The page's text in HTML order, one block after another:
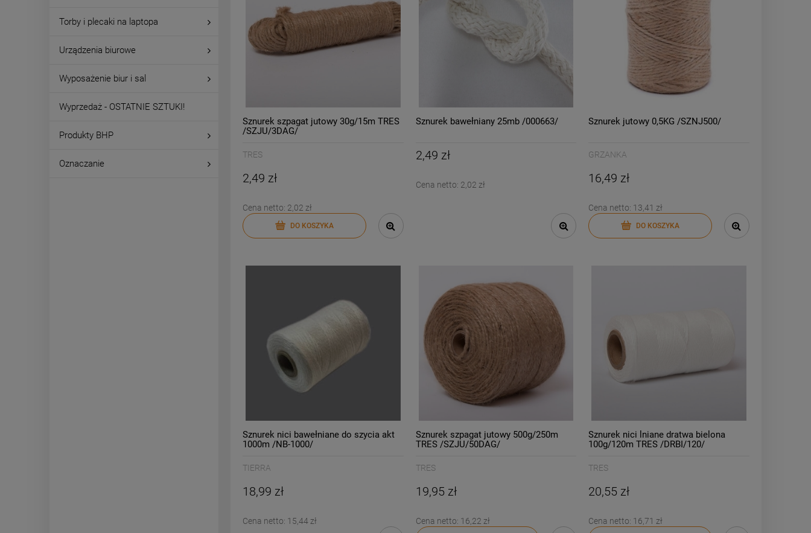
Torby i plecaki na laptopa
Urządzenia biurowe
Wyposażenie biur i sal
Wyprzedaż - OSTATNIE SZTUKI!
Produkty BHP
Oznaczanie
Sznurek szpagat jutowy 30g/15m TRES
/SZJU/3DAG/
TRES
2,49 zł
Cena netto: 2,02 zł
DO KOSZYKA
Sznurek bawełniany 25mb /000663/
2,49 zł
Cena netto: 2,02 zł
Sznurek jutowy 0,5KG /SZNJ500/
GRZANKA
16,49 zł
Cena netto: 13,41 zł
DO KOSZYKA
Sznurek nici bawełniane do szycia akt
1000m /NB-1000/
TIERRA
18,99 zł
Cena netto: 15,44 zł
Sznurek szpagat jutowy 500g/250m
TRES /SZJU/50DAG/
TRES
19,95 zł
Cena netto: 16,22 zł
Sznurek nici lniane dratwa bielona
100g/120m TRES /DRBI/120/
TRES
20,55 zł
Cena netto: 16,71 zł